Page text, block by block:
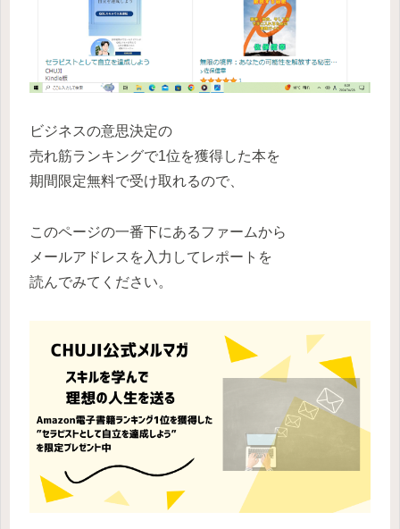
ビジネスの意思決定の
売れ筋ランキングで1位を獲得した本を
期間限定無料で受け取れるので、
このページの一番下にあるファームから
メールアドレスを入力してレポートを
読んでみてください。